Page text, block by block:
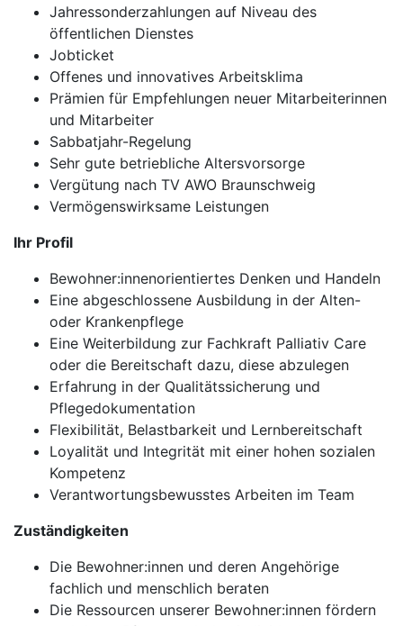
Jahressonderzahlungen auf Niveau des
öffentlichen Dienstes
Jobticket
Offenes und innovatives Arbeitsklima
Prämien für Empfehlungen neuer Mitarbeiterinnen
und Mitarbeiter
Sabbatjahr-Regelung
Sehr gute betriebliche Altersvorsorge
Vergütung nach TV AWO Braunschweig
Vermögenswirksame Leistungen
Ihr Profil
Bewohner:innenorientiertes Denken und Handeln
Eine abgeschlossene Ausbildung in der Alten-
oder Krankenpflege
Eine Weiterbildung zur Fachkraft Palliativ Care
oder die Bereitschaft dazu, diese abzulegen
Erfahrung in der Qualitätssicherung und
Pflegedokumentation
Flexibilität, Belastbarkeit und Lernbereitschaft
Loyalität und Integrität mit einer hohen sozialen
Kompetenz
Verantwortungsbewusstes Arbeiten im Team
Zuständigkeiten
Die Bewohner:innen und deren Angehörige
fachlich und menschlich beraten
Die Ressourcen unserer Bewohner:innen fördern